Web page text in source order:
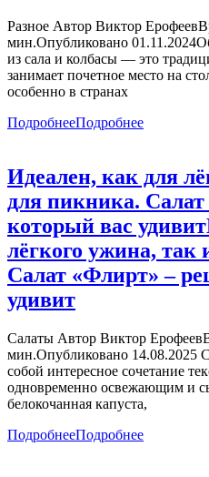
Разное Автор Виктор
мин.Опубликовано
из сала и колбасы — это
занимает почетное место на
особенно в странах
ПодробнееПодробнее
Идеален, как для
для пикника.
который вас удивит
лёгкого ужина, так
Салат «Флирт» –
удивит
Салаты Автор Виктор
мин.Опубликовано 14.08.2025
собой интересное сочетание
одновременно освежающим и
белокочанная капуста,
ПодробнееПодробнее